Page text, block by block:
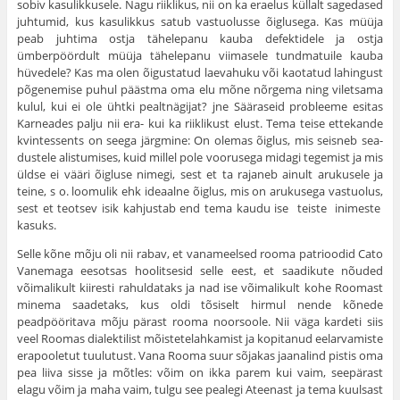
sobiv kasulikkusele. Nagu riiklikus, nii on ka eraelus küllalt sagedased
juhtumid, kus kasulikkus satub vastuolusse õiglusega. Kas müüja
peab juhtima ostja tähelepanu kauba defektidele ja ostja
ümberpöördult müüja tähelepanu viimasele tundmatuile kauba
hüvedele? Kas ma olen õigustatud laevahuku või kaotatud lahingust
põgenemise puhul päästma oma elu mõne nõrgema ning viletsama
kulul, kui ei ole ühtki pealtnägijat? jne Sääraseid probleeme esitas
Karneades palju nii era- kui ka riiklikust elust. Tema teise ettekande
kvintessents on seega järgmine: On olemas õiglus, mis seisneb sea­
dustele alistumises, kuid millel pole voorusega mi­dagi tegemist ja mis
üldse ei vääri õigluse nimegi, sest et ta rajaneb ainult arukusele ja
teine, s ο. loo­mulik ehk ideaalne õiglus, mis on arukusega vastu­olus,
sest et teotsev isik kahjustab end tema kaudu ise teiste inimeste
kasuks.
Selle kõne mõju oli nii rabav, et vanameelsed rooma patrioodid Cato
Vane­maga eesotsas hoolitsesid selle eest, et saadikute nõuded
võimalikult kiiresti rahuldataks ja nad ise võimalikult kohe Roomast
minema saadetaks, kus oldi tõsiselt hirmul nende kõnede
peadpööritava mõju pärast rooma noorsoole. Nii väga kardeti siis
veel Roomas dialektilist mõistetelahkamist ja kopitanud eelar­vamiste
erapooletut tuulutust. Vana Rooma suur sõjakas jaanalind pistis oma
pea liiva sisse ja mõtles: võim on ikka parem kui vaim, seepärast
elagu võim ja maha vaim, tulgu see pealegi Ateenast ja tema kuulsast